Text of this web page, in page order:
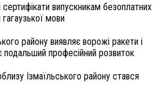
сертифікати випускникам безоплатних
гагаузької мови
району виявляє ворожі ракети і
професійний розвиток
Ізмаїльського району стався